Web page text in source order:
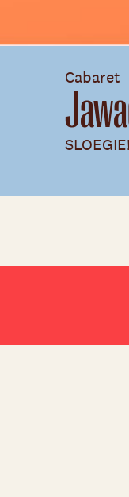
Cabaret
SLOEGIE!